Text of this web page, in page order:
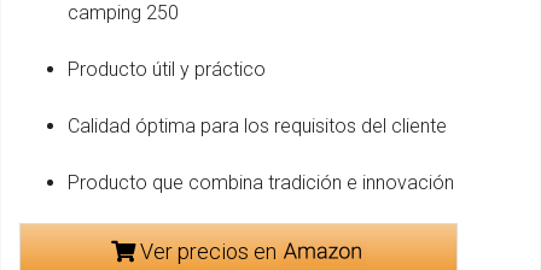
camping 250
Producto útil y práctico
Calidad óptima para los requisitos del cliente
Producto que combina tradición e innovación
Ver precios en